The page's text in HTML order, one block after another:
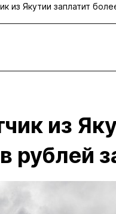
из Якутии заплатит
из
рублей